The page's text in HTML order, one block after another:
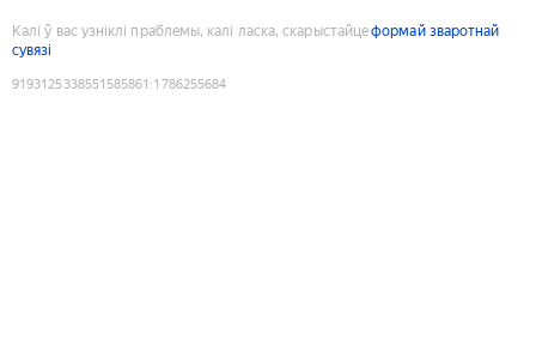
Калі ў вас узніклі праблемы, калі ласка, скарыстайцеформай зваротнай
сувязі
9193125338551585861 :1786255684